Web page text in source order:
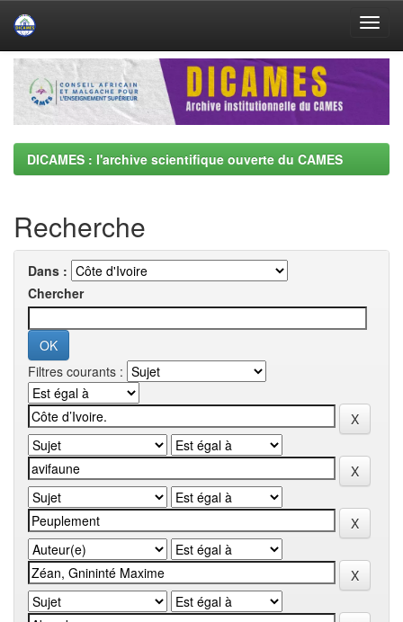
Skip
navigation
DICAMES : l'archive scientifique ouverte du CAMES
Recherche
Dans :
Chercher
Filtres courants :